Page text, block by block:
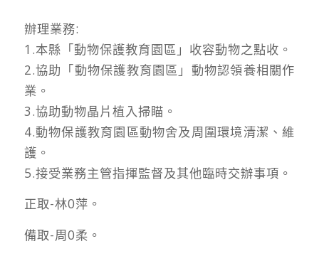
辦理業務:
1.本縣「動物保護教育園區」收容動物之點收。
2.協助「動物保護教育園區」動物認領養相關作
業。
3.協助動物晶片植入掃瞄。
4.動物保護教育園區動物舍及周圍環境清潔、維
護。
5.接受業務主管指揮監督及其他臨時交辦事項。
正取-林0萍。
備取-周0柔。